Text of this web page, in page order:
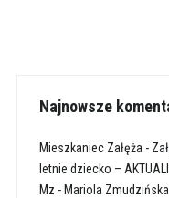
Najnowsze
Mieszkaniec Załęża -
letnie dziecko –
Mz - Mariola